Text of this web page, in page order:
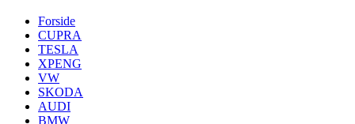
Forside
CUPRA
TESLA
XPENG
VW
SKODA
AUDI
BMW